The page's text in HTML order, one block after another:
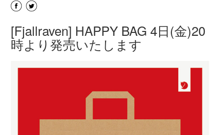
[Fjallraven] HAPPY BAG 4日(金)20
時より発売いたします